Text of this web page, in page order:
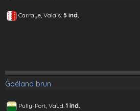
Carraye, Valais: 5 ind.
Goéland brun
Pully-Port, Vaud: 1 ind.